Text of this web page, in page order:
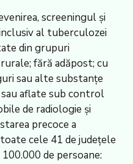
screeningul și
al tuberculozei
din grupuri
fără adăpost; cu
sau alte substanțe
aflate sub control
de radiologie și
precoce a
cele 41 de județele
de persoane: